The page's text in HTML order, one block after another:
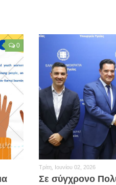
0
Τρίτη, Ιουνίου 02, 2026
Σε σύγχρονο